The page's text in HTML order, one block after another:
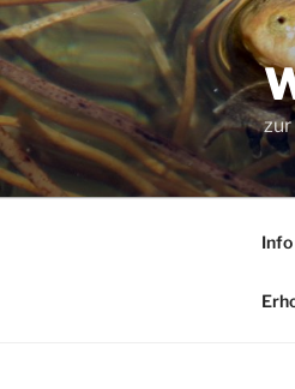
Zum
Inhalt
springen